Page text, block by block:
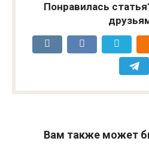
Понравилась
Вам также может